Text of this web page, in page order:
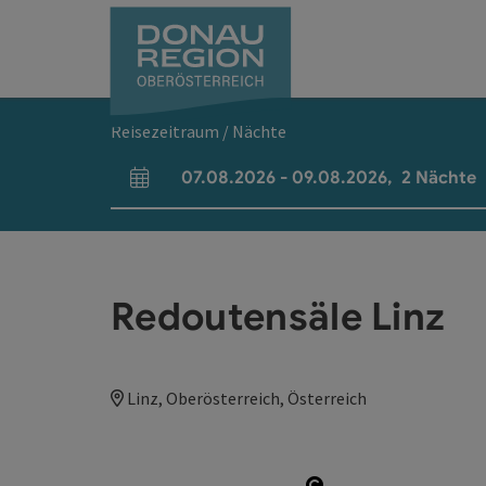
Reisezeitraum / Nächte
An- und Abreisefelder
07.08.2026 - 09.08.2026, 2 Nächte
Redoutensäle Linz
Linz, Oberösterreich, Österreich